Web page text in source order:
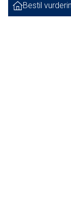
Bryggers og
Bestil